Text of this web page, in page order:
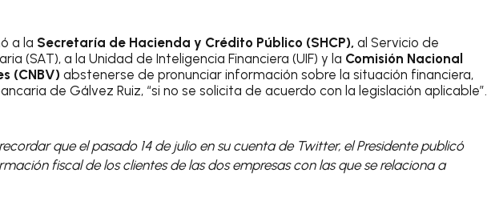
a la Secretaría de Hacienda y Crédito Público (SHCP), al Servicio de
(SAT), a la Unidad de Inteligencia Financiera (UIF) y la Comisión Nacional
(CNBV) abstenerse de pronunciar información sobre la situación financiera,
de Gálvez Ruiz, “si no se solicita de acuerdo con la legislación aplicable”.
que el pasado 14 de julio en su cuenta de Twitter, el Presidente publicó
fiscal de los clientes de las dos empresas con las que se relaciona a